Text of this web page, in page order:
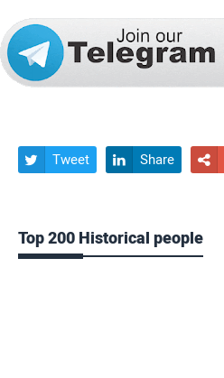
 Tweet  Share 
Top 200 Historical people